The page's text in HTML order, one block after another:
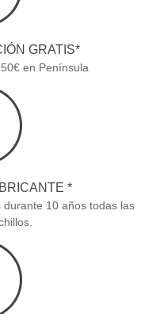
GRATIS*
en Península
*
10 años todas las